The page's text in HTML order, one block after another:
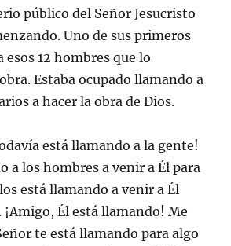
público del Señor Jesucristo
Uno de sus primeros
esos 12 hombres que lo
Estaba ocupado llamando a
a hacer la obra de Dios.
está llamando a la gente!
a los hombres a venir a Él para
está llamando a venir a Él
¡Amigo, Él está llamando! Me
te está llamando para algo